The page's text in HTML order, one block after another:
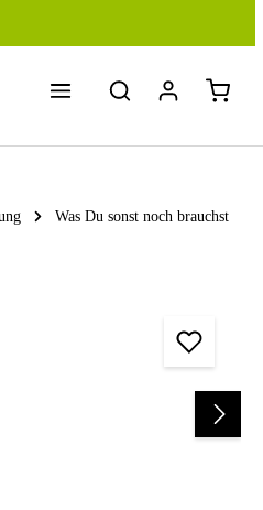
Was Du sonst noch brauchst